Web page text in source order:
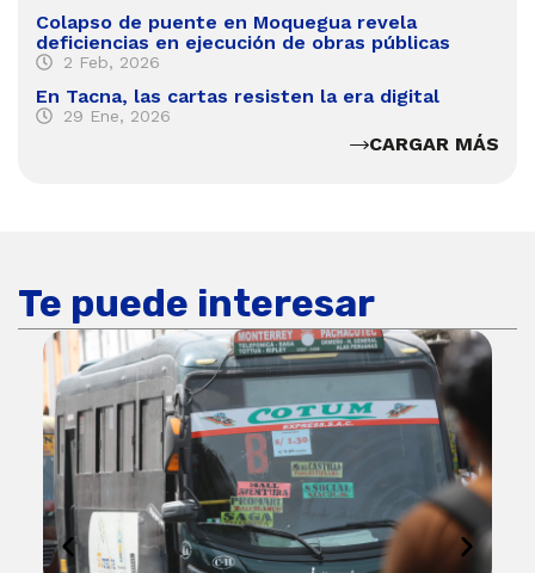
Colapso de puente en Moquegua revela
deficiencias en ejecución de obras públicas
2 Feb, 2026
En Tacna, las cartas resisten la era digital
29 Ene, 2026
CARGAR MÁS
Te puede interesar